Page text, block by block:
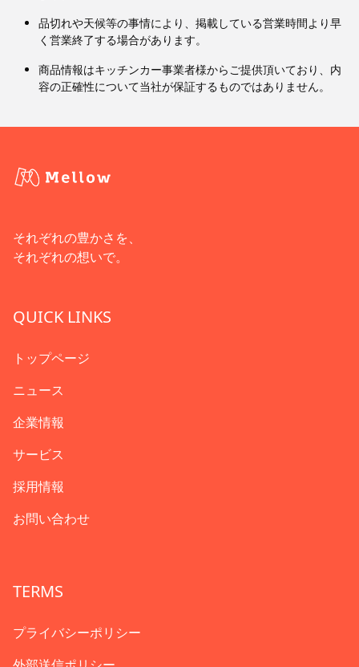
品切れや天候等の事情により、掲載している営業時間より早
く営業終了する場合があります。
商品情報はキッチンカー事業者様からご提供頂いており、内
容の正確性について当社が保証するものではありません。
それぞれの豊かさを、
それぞれの想いで。
QUICK LINKS
トップページ
ニュース
企業情報
サービス
採用情報
お問い合わせ
TERMS
プライバシーポリシー